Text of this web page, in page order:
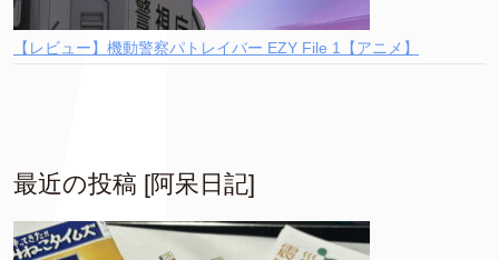
【レビュー】機動警察パトレイバー EZY File 1【アニメ】
最近の投稿 [阿呆日記]